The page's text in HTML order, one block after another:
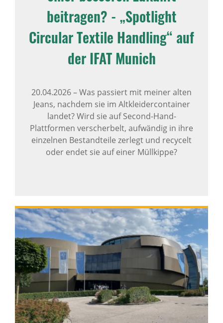
beitragen? - „Spotlight
Circular Textile Handling“ auf
der IFAT Munich
20.04.2026–Was passiert mit meiner alten
Jeans, nachdem sie im Altkleidercontainer
landet? Wird sie auf Second-Hand-
Plattformen verscherbelt, aufwändig in ihre
einzelnen Bestandteile zerlegt und recycelt
oder endet sie auf einer Müllkippe?